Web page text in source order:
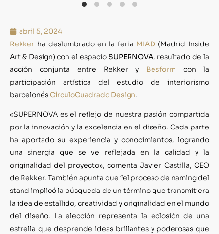
abril 5, 2024
Rekker ha deslumbrado en la feria MIAD(Madrid Inside
Art & Design) con el espacio SUPERNOVA, resultado de la
acción conjunta entre Rekker y Besform con la
participación artística del estudio de interiorismo
barcelonésCírculoCuadrado Design.
«SUPERNOVA es el reflejo de nuestra pasión compartida
por la innovación y la excelencia en el diseño. Cada parte
ha aportado su experiencia y conocimientos, logrando
una sinergia que se ve reflejada en la calidad y la
originalidad del proyecto», comenta Javier Castilla, CEO
de Rekker. También apunta que “el proceso de naming del
stand implicó la búsqueda de un término que transmitiera
la idea de estallido, creatividad y originalidad en el mundo
del diseño. La elección representa la eclosión de una
estrella que desprende ideas brillantes y poderosas que